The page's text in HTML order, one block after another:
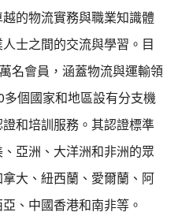
的物流實務與職業知識體
士之間的交流與學習。目
名會員，涵蓋物流與運輸領
個國家和地區設有分支機
和培訓服務。其認證標準
亞洲、大洋洲和非洲的眾
大、紐西蘭、愛爾蘭、阿
、中國香港和南非等。